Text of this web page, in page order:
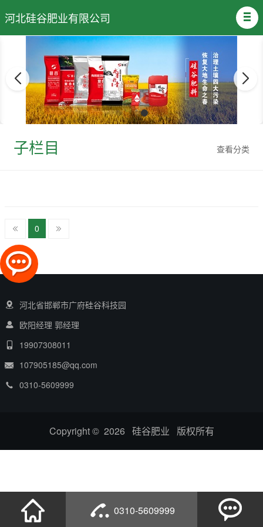
河北硅谷肥业有限公司
查看分类
子栏目
0
河北省邯郸市广府硅谷科技园
欧阳经理 郭经理
19907308011
107905185@qq.com
0310-5609999
Copyright © 2026 硅谷肥业 版权所有
0310-5609999